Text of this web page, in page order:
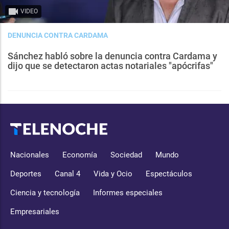
VIDEO
DENUNCIA CONTRA CARDAMA
Sánchez habló sobre la denuncia contra Cardama y
dijo que se detectaron actas notariales "apócrifas"
Nacionales Economía Sociedad Mundo
Deportes Canal 4 Vida y Ocio Espectáculos
Ciencia y tecnología Informes especiales
Empresariales